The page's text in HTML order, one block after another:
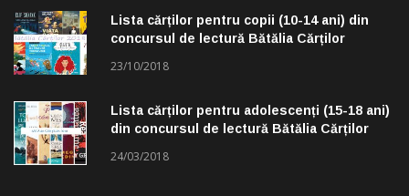
Lista cărților pentru copii (10-14 ani) din
concursul de lectură Bătălia Cărților
23/10/2018
Lista cărților pentru adolescenți (15-18 ani)
din concursul de lectură Bătălia Cărților
24/03/2018